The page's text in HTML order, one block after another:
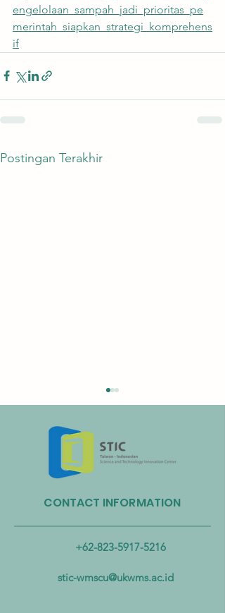
engelolaan_sampah_jadi_prioritas_pe
merintah_siapkan_strategi_komprehens
if
Postingan Terakhir
Taiwan Perkuat Kemitraan
Lintas Kementerian untuk
Mengatasi Pencemaran
hingga Laut
CONTACT INFORMATION
+62-823-5917-5216
stic-wmscu@ukwms.ac.id